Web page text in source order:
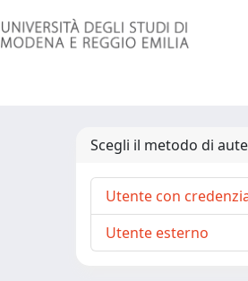
Scegli il metodo di
Utente con
Utente esterno